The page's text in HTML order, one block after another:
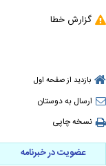
گزارش خطا
بازدید از صفحه اول
ارسال به دوستان
نسخه چاپی
عضویت در خبرنامه